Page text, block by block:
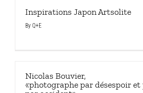
Inspirations Japon Artsolite
By Q+E
Nicolas Bouvier,
«photographe par désespoir